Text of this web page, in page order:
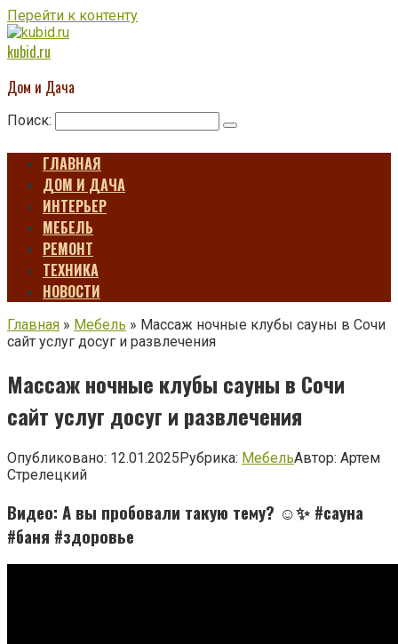
Перейти к контенту
kubid.ru
Дом и Дача
Поиск:
ГЛАВНАЯ
ДОМ И ДАЧА
ИНТЕРЬЕР
МЕБЕЛЬ
РЕМОНТ
ТЕХНИКА
НОВОСТИ
Главная » Мебель » Массаж ночные клубы сауны в Сочи
сайт услуг досуг и развлечения
Массаж ночные клубы сауны в Сочи
сайт услуг досуг и развлечения
Опубликовано: 12.01.2025Рубрика: МебельАвтор: Артем
Стрелецкий
Видео: А вы пробовали такую тему? ☺️✨ #сауна
#баня #здоровье